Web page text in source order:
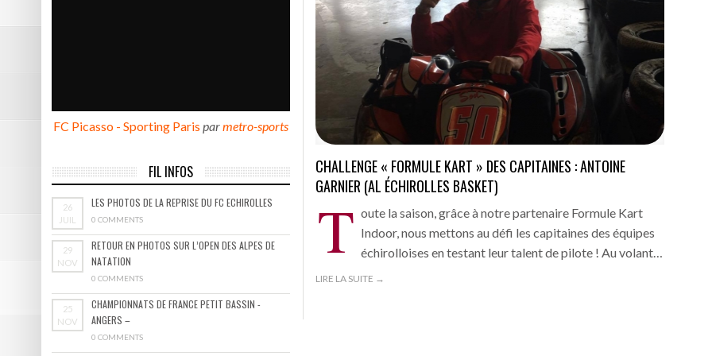
Pôle Sud 38 tient sa victoire ! - 15 novembre 2016
Résumé vidéo Picasso – Bastia (6-2) - 13 novembre 2016
2ème victoire de la saison pour Picasso - 13 novembre 2016
Les photos de Picasso – Bastia - 13 novembre 2016
Résumé vidéo Echirolles – Ain Sud - 13 novembre 2016
ANGERS –
CHALLENGE « FORMULE KART » DES CAPITAINES : ANTOINE
GARNIER (AL ÉCHIROLLES BASKET)
T oute la saison, grâce à notre partenaire Formule Kart
Indoor, nous mettons au défi les capitaines des équipes
échirolloises en testant leur talent de pilote ! Au volant…
LIRE LA SUITE →
FC Picasso - Sporting Paris parmetro-sports
FIL INFOS
26
JUIL
LES PHOTOS DE LA REPRISE DU FC ECHIROLLES
0 COMMENTS
29
NOV
RETOUR EN PHOTOS SUR L’OPEN DES ALPES DE
NATATION
0 COMMENTS
25
NOV
CHAMPIONNATS DE FRANCE PETIT BASSIN -
ANGERS –
0 COMMENTS